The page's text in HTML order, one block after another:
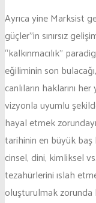
Ayrıca yine Marksist
güçler”in sınırsız
“kalkınmacılık”
eğiliminin son bulacağı,
canlıların haklarını
vizyonla uyumlu
hayal etmek
tarihinin en büyük baş
cinsel, dini, kimliksel
tezahürlerini ıslah
oluşturulmak